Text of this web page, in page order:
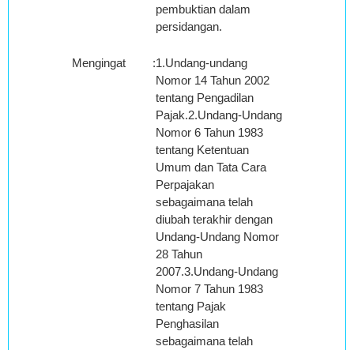
pembuktian dalam
persidangan.
Mengingat :1.Undang-undang
Nomor 14 Tahun 2002
tentang Pengadilan
Pajak.2.Undang-Undang
Nomor 6 Tahun 1983
tentang Ketentuan
Umum dan Tata Cara
Perpajakan
sebagaimana telah
diubah terakhir dengan
Undang-Undang Nomor
28 Tahun
2007.3.Undang-Undang
Nomor 7 Tahun 1983
tentang Pajak
Penghasilan
sebagaimana telah